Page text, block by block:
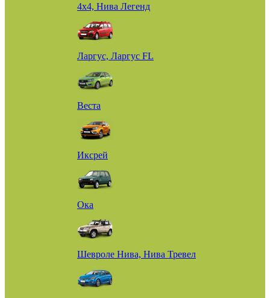
4х4, Нива Легенд
Ларгус, Ларгус FL
Веста
Иксрей
Ока
Шевроле Нива, Нива Тревел